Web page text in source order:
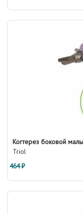
Когтерез боковой
Triol
464 ₽